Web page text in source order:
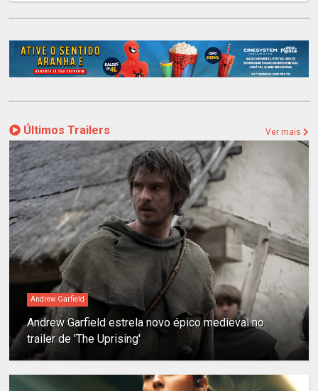
Últimos Trailers Ver mais
Andrew Garfield
Andrew Garfield estrela novo épico medieval no
trailer de 'The Uprising'